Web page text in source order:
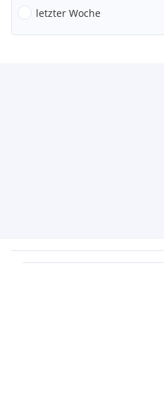
letzter Woche